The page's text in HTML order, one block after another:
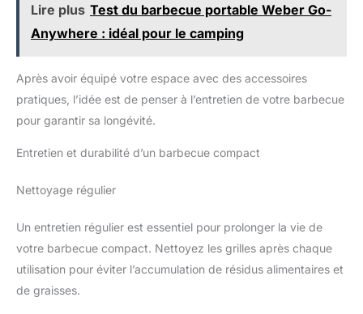
Lire plus Test du barbecue portable Weber Go-
Anywhere : idéal pour le camping
Après avoir équipé votre espace avec des accessoires
pratiques, l’idée est de penser à l’entretien de votre barbecue
pour garantir sa longévité.
Entretien et durabilité d’un barbecue compact
Nettoyage régulier
Un entretien régulier est essentiel pour prolonger la vie de
votre barbecue compact. Nettoyez les grilles après chaque
utilisation pour éviter l’accumulation de résidus alimentaires et
de graisses.